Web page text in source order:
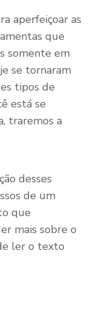
aperfeiçoar as
que
somente em
se tornaram
tipos de
está se
traremos a
desses
de um
que
mais sobre o
ler o texto